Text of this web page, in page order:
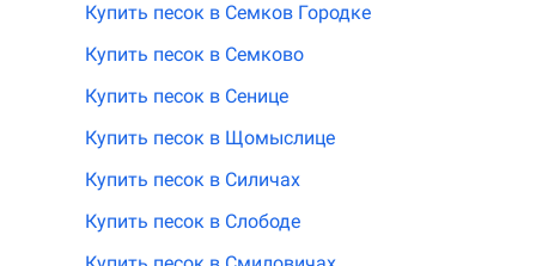
Купить песок в Семков Городке
Купить песок в Семково
Купить песок в Сенице
Купить песок в Щомыслице
Купить песок в Силичах
Купить песок в Слободе